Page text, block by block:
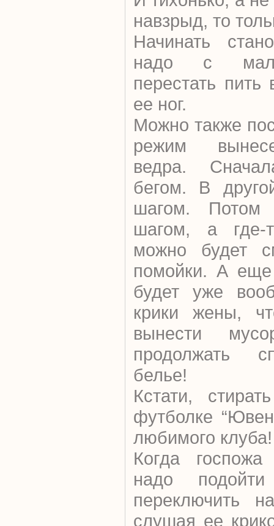
навзрыд, то
Начинать
надо с
перестать
ее ног.
Можно также
режим
ведра.
бегом. В
шагом. Потом
шагом, а где-
можно будет
помойки. А
будет уже
крики жены,
вынести
продолжать
белье!
Кстати,
футболке
любимого клуба!
Когда
надо
переключить
слушая ее